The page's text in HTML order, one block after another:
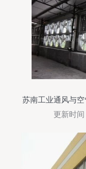
苏南工业通风与
更新时